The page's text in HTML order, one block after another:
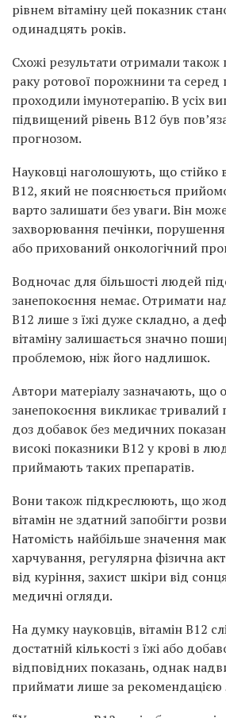
рівнем вітаміну цей показник
одинадцять років.
Схожі результати отримали також
раку ротової порожнини та серед
проходили імунотерапію. В усіх
підвищений рівень B12 був
прогнозом.
Науковці наголошують, що стійко
B12, який не пояснюється
варто залишати без уваги. Він
захворювання печінки,
або прихований онкологічний
Водночас для більшості людей
занепокоєння немає. Отримати
B12 лише з їжі дуже складно, а
вітаміну залишається значно
проблемою, ніж його надлишок.
Автори матеріалу зазначають, що
занепокоєння викликає
доз добавок без медичних
високі показники B12 у крові в
приймають таких препаратів.
Вони також підкреслюють, що
вітамін не здатний запобігти
Натомість найбільше значення
харчування, регулярна фізична
від куріння, захист шкіри від
медичні огляди.
На думку науковців, вітамін B12
достатній кількості з їжі або
відповідних показань, однак
приймати лише за рекомендацією